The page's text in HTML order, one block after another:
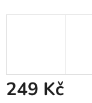
249 Kč